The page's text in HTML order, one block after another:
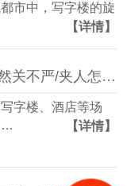
市中，写字楼的旋
【详情】
玻璃自动门突然关不严/夹人怎么办？一文教你锁定核心故障源
字楼、酒店等场
…
【详情】